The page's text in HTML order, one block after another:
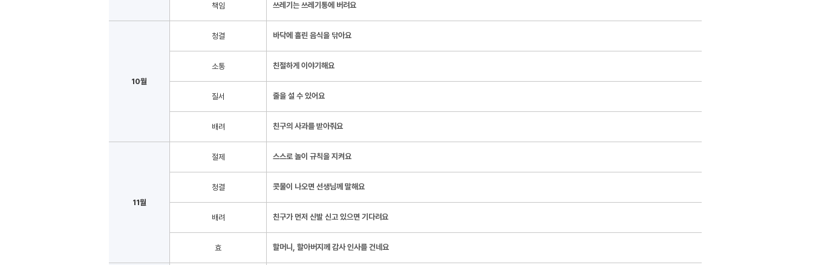
책임 쓰레기는 쓰레기통에 버려요
10월
청결 바닥에 흘린 음식을 닦아요
소통 친절하게 이야기해요
질서 줄을 설 수 있어요
배려 친구의 사과를 받아줘요
11월
절제 스스로 놀이 규칙을 지켜요
청결 콧물이 나오면 선생님께 말해요
배려 친구가 먼저 신발 신고 있으면 기다려요
효 할머니, 할아버지께 감사 인사를 건네요